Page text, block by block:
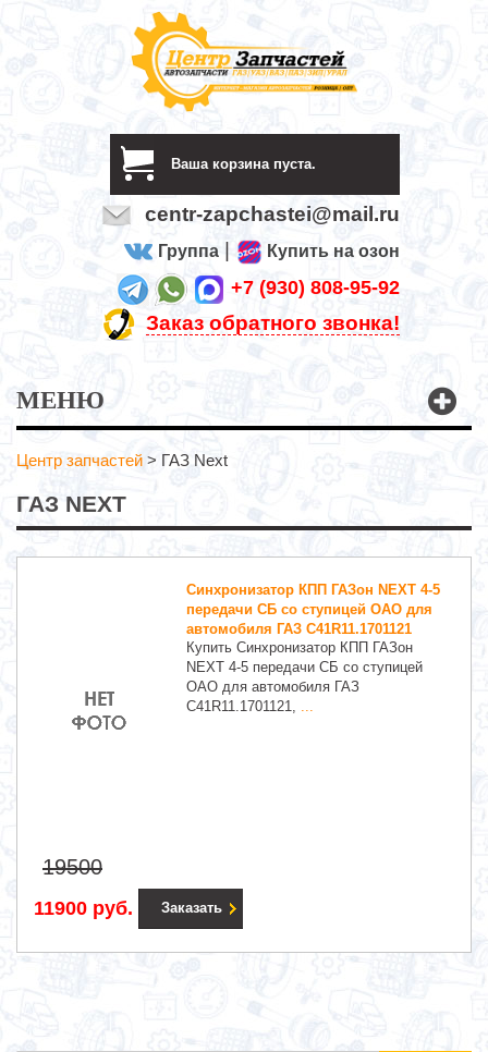
Ваша корзина пуста.
centr-zapchastei@mail.ru
Группа Купить на озон
+7 (930) 808-95-92
Заказ обратного звонка!
МЕНЮ
Центр запчастей > ГАЗ Next
ГАЗ NEXT
Синхронизатор КПП ГАЗон NEXT 4-5
передачи СБ со ступицей ОАО для
автомобиля ГАЗ C41R11.1701121
Купить Синхронизатор КПП ГАЗон
NEXT 4-5 передачи СБ со ступицей
ОАО для автомобиля ГАЗ
C41R11.1701121, ...
19500
11900 руб. Заказать